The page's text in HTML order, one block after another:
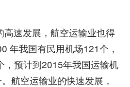
速发展，航空运输业也得
年我国有民用机场121个，
，预计到2015年我国运输机
航空运输业的快速发展，